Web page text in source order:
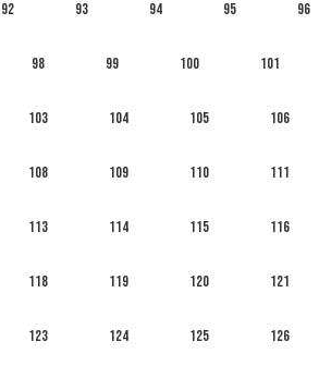
92 93 94 95 96
98 99 100 101
103 104 105 106
108 109 110 111
113 114 115 116
118 119 120 121
123 124 125 126